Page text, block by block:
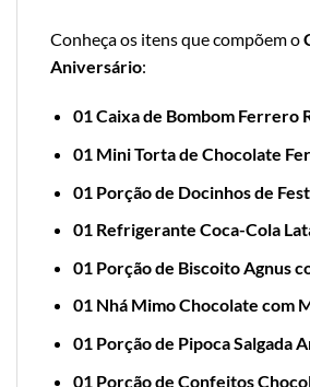
Conheça os itens que compõem o
Aniversário:
01 Caixa de Bombom Ferrero
01 Mini Torta de Chocolate
01 Porção de Docinhos de
01 Refrigerante Coca-Cola
01 Porção de Biscoito Agnus
01 Nhá Mimo Chocolate com
01 Porção de Pipoca Salgada
01 Porção de Confeitos